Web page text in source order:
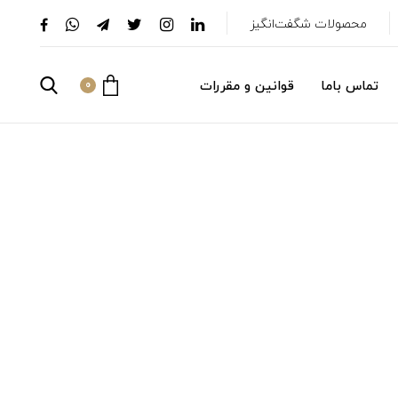
محصولات شگفت‌انگیز
تماس باما قوانین و مقررات 0